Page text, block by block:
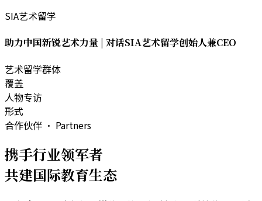
SIA艺术留学
助力中国新锐艺术力量 | 对话SIA艺术留学创始人兼CEO
艺术留学群体
覆盖
人物专访
形式
合作伙伴 · Partners
携手行业领军者
共建国际教育生态